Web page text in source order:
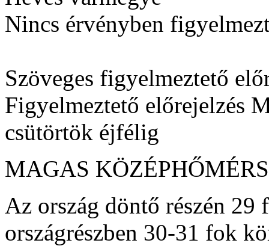
Nincs érvényben
Szöveges figyelmeztető
Figyelmeztető előrejelzés
csütörtök éjfélig
MAGAS
Az ország döntő részén
országrészben 30-31 fok